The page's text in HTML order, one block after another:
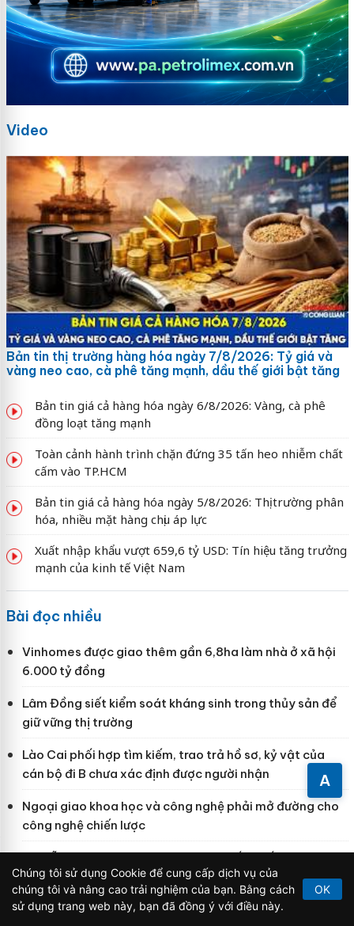
A
Video
Bản tin thị trường hàng hóa ngày 7/8/2026: Tỷ giá và
vàng neo cao, cà phê tăng mạnh, dầu thế giới bật tăng
Bản tin giá cả hàng hóa ngày 6/8/2026: Vàng, cà phê
đồng loạt tăng mạnh
Toàn cảnh hành trình chặn đứng 35 tấn heo nhiễm chất
cấm vào TP.HCM
Bản tin giá cả hàng hóa ngày 5/8/2026: Thị trường phân
hóa, nhiều mặt hàng chịu áp lực
Xuất nhập khẩu vượt 659,6 tỷ USD: Tín hiệu tăng trưởng
mạnh của kinh tế Việt Nam
Bài đọc nhiều
Vinhomes được giao thêm gần 6,8ha làm nhà ở xã hội
6.000 tỷ đồng
Lâm Đồng siết kiểm soát kháng sinh trong thủy sản để
giữ vững thị trường
Lào Cai phối hợp tìm kiếm, trao trả hồ sơ, kỷ vật của
cán bộ đi B chưa xác định được người nhận
Ngoại giao khoa học và công nghệ phải mở đường cho
công nghệ chiến lược
Đà Nẵng: Người dân khu chung cư xuống cấp mong
muốn sớm di dời trước mùa mưa, bão
Bắc Ninh triển khai Kế hoạch thực hiện Chiến lược quốc
Chúng tôi sử dụng Cookie để cung cấp dịch vụ của
chúng tôi và nâng cao trải nghiệm của bạn. Bằng cách
sử dụng trang web này, bạn đã đồng ý với điều này.
OK